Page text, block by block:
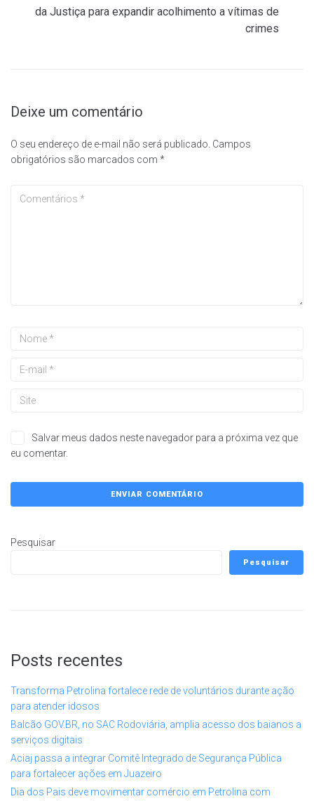
da Justiça para expandir acolhimento a vítimas de
crimes
Deixe um comentário
O seu endereço de e-mail não será publicado. Campos
obrigatórios são marcados com *
Salvar meus dados neste navegador para a próxima vez que
eu comentar.
Pesquisar
Pesquisar
Posts recentes
Transforma Petrolina fortalece rede de voluntários durante ação
para atender idosos
Balcão GOV.BR, no SAC Rodoviária, amplia acesso dos baianos a
serviços digitais
Aciaj passa a integrar Comitê Integrado de Segurança Pública
para fortalecer ações em Juazeiro
Dia dos Pais deve movimentar comércio em Petrolina com